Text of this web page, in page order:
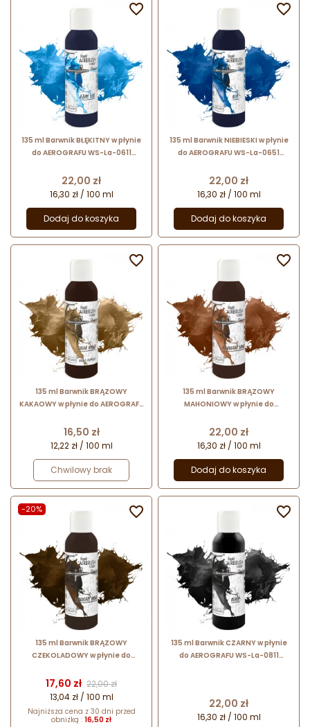
135 ml Barwnik BŁĘKITNY w płynie
do AEROGRAFU WS-La-0611
Cena
22,00 zł
16,30 zł / 100 ml
Dodaj do koszyka

135 ml Barwnik NIEBIESKI w płynie
do AEROGRAFU WS-La-0651
Cena
22,00 zł
16,30 zł / 100 ml
Dodaj do koszyka

135 ml Barwnik BRĄZOWY
KAKAOWY w płynie do AEROGRAFU
Cena
16,50 zł
12,22 zł / 100 ml
Chwilowy brak

135 ml Barwnik BRĄZOWY
MAHONIOWY w płynie do
Foodcolours
Cena
22,00 zł
16,30 zł / 100 ml
Dodaj do koszyka

-20%
135 ml Barwnik BRĄZOWY
CZEKOLADOWY w płynie do
Foodcolours
Cena
17,60 zł Cena podstawowa
22,00 zł
13,04 zł / 100 ml
Najniższa cena z 30 dni przed
obniżką : 16,50 zł

135 ml Barwnik CZARNY w płynie
do AEROGRAFU WS-La-0811
Cena
22,00 zł
16,30 zł / 100 ml
